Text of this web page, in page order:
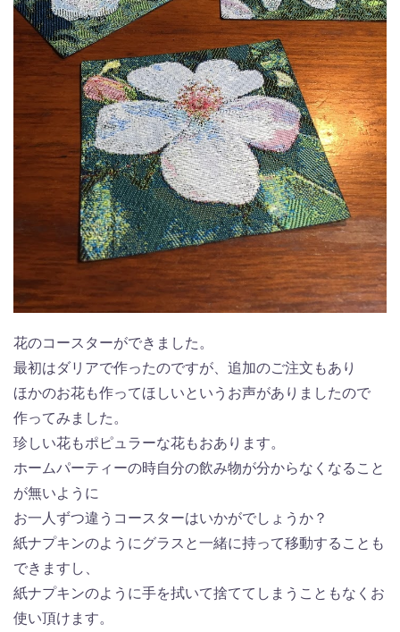
花のコースターができました。
最初はダリアで作ったのですが、追加のご注文もあり
ほかのお花も作ってほしいというお声がありましたので
作ってみました。
珍しい花もポピュラーな花もおあります。
ホームパーティーの時自分の飲み物が分からなくなること
が無いように
お一人ずつ違うコースターはいかがでしょうか？
紙ナプキンのようにグラスと一緒に持って移動することも
できますし、
紙ナプキンのように手を拭いて捨ててしまうこともなくお
使い頂けます。